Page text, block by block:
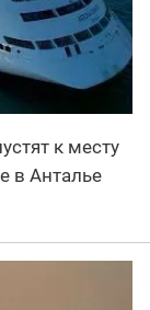
к месту
в Анталье